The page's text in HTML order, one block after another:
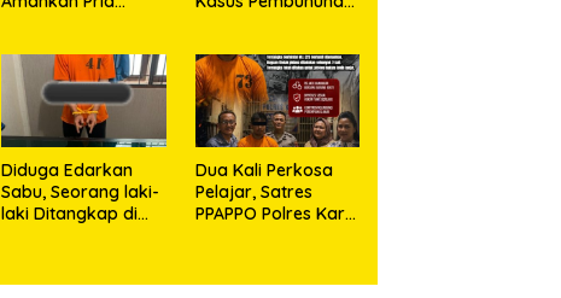
Bukti
Anak, Pelaku
Ditangkap
Diduga Edarkan
Sabu, Seorang laki-
laki Ditangkap di
Dua Kali Perkosa
Pelajar, Satres
PPAPPO Polres Karo